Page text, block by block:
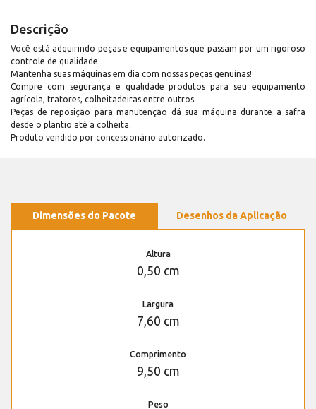
Descrição
Você está adquirindo peças e equipamentos que passam por um rigoroso
controle de qualidade.
Mantenha suas máquinas em dia com nossas peças genuínas!
Compre com segurança e qualidade produtos para seu equipamento
agrícola, tratores, colheitadeiras entre outros.
Peças de reposição para manutenção dá sua máquina durante a safra
desde o plantio até a colheita.
Produto vendido por concessionário autorizado.
Dimensões do Pacote Desenhos da Aplicação
Altura
0,50 cm
Largura
7,60 cm
Comprimento
9,50 cm
Peso